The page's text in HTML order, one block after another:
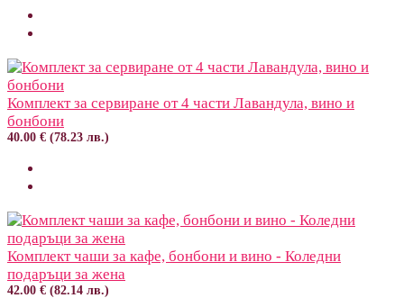
Комплект за сервиране от 4 части Лавандула, вино и
бонбони
40.00 € (78.23 лв.)
Комплект чаши за кафе, бонбони и вино - Коледни
подаръци за жена
42.00 € (82.14 лв.)